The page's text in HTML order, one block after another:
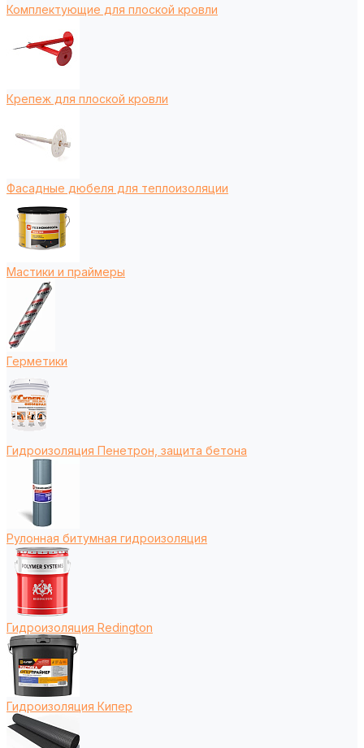
Комплектующие для плоской кровли
Крепеж для плоской кровли
Фасадные дюбеля для теплоизоляции
Мастики и праймеры
Герметики
Гидроизоляция Пенетрон, защита бетона
Рулонная битумная гидроизоляция
Гидроизоляция Redington
Гидроизоляция Кипер